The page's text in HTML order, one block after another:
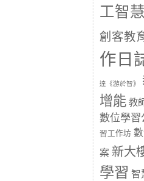
工智
創客教
作日
達《游於智》
增能 教
數位學習
習工作坊
案 新大
學習 智